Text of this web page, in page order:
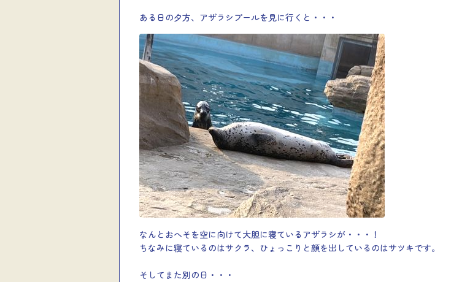
ある日の夕方、アザラシプールを見に行くと・・・
なんとおへそを空に向けて大胆に寝ているアザラシが・・・！
ちなみに寝ているのはサクラ、ひょっこりと顔を出しているのはサツキです。
そしてまた別の日・・・